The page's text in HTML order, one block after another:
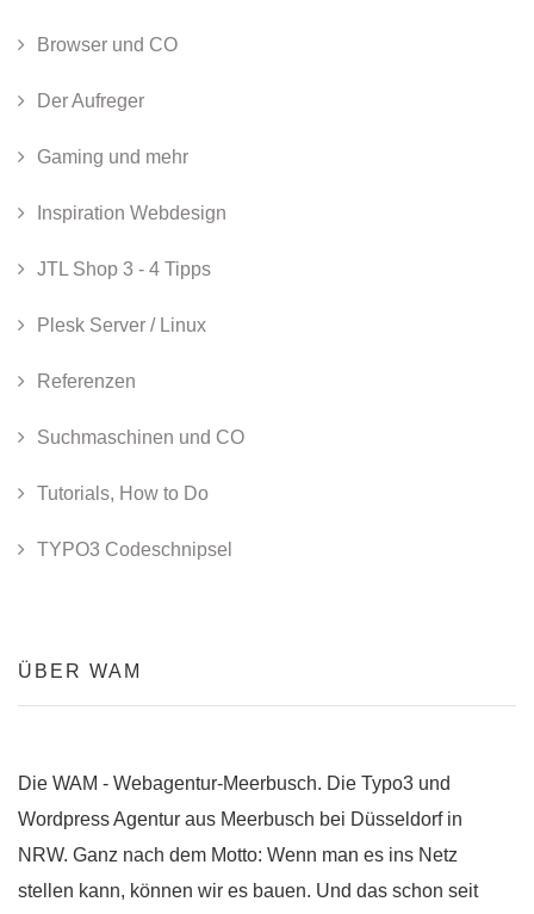
Browser und CO
Der Aufreger
Gaming und mehr
Inspiration Webdesign
JTL Shop 3 - 4 Tipps
Plesk Server / Linux
Referenzen
Suchmaschinen und CO
Tutorials, How to Do
TYPO3 Codeschnipsel
ÜBER WAM
Die WAM - Webagentur-Meerbusch. Die Typo3 und
Wordpress Agentur aus Meerbusch bei Düsseldorf in
NRW. Ganz nach dem Motto: Wenn man es ins Netz
stellen kann, können wir es bauen. Und das schon seit